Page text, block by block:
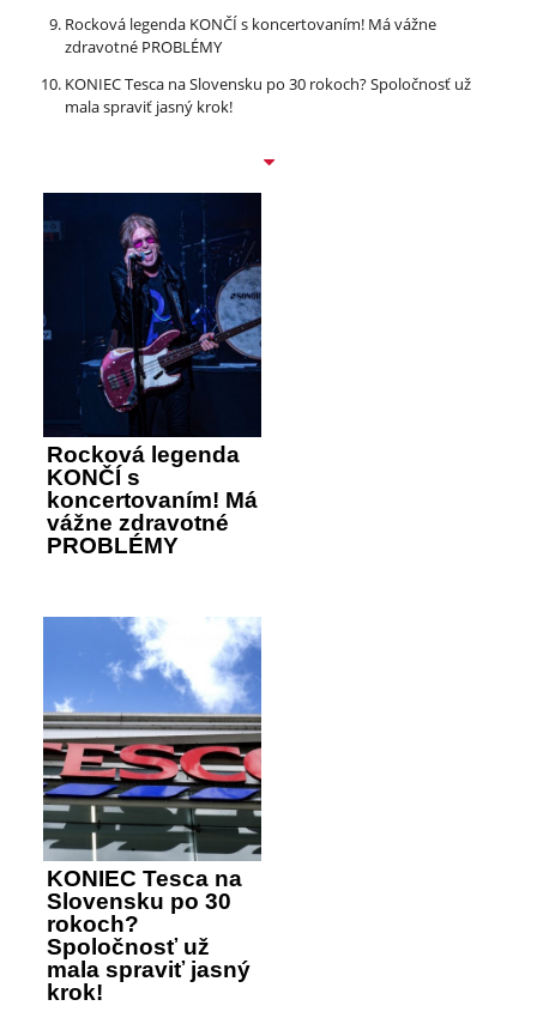
Rocková legenda KONČÍ s koncertovaním! Má vážne
zdravotné PROBLÉMY
KONIEC Tesca na Slovensku po 30 rokoch? Spoločnosť už
mala spraviť jasný krok!
Rocková legenda
KONČÍ s
koncertovaním! Má
vážne zdravotné
PROBLÉMY
KONIEC Tesca na
Slovensku po 30
rokoch?
Spoločnosť už
mala spraviť jasný
krok!